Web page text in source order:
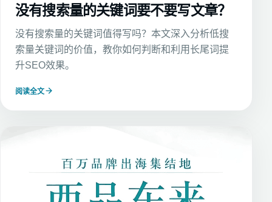
没有搜索量的关键词要不要写文章？
没有搜索量的关键词值得写吗？本文深入分析低搜
索量关键词的价值，教你如何判断和利用长尾词提
升SEO效果。
阅读全文